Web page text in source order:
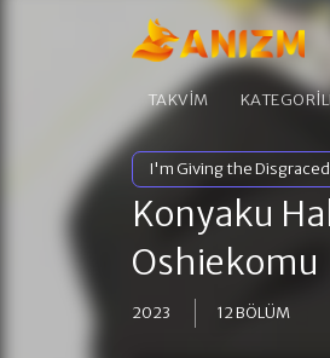
TAKVİM
I'm Giving the
Konyaku
Oshiekomu
2023 12 BÖLÜM